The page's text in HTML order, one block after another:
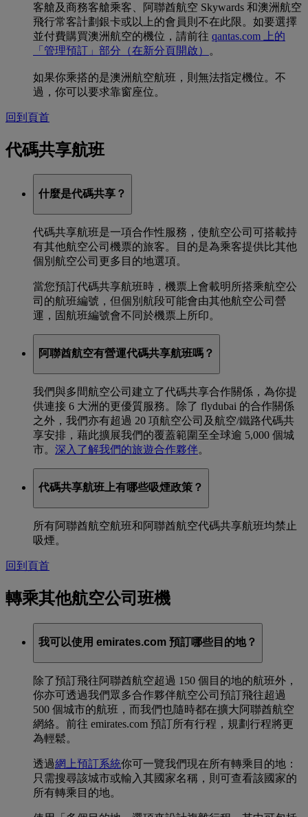
客艙及商務客艙乘客、阿聯酋航空 Skywards 和澳洲航空
飛行常客計劃銀卡或以上的會員則不在此限。如要選擇
並付費購買澳洲航空的機位，請前往 qantas.com 上的
「管理預訂」部分 （在新分頁開啟） 。
如果你乘搭的是澳洲航空航班，則無法指定機位。不
過，你可以要求靠窗座位。
回到頁首
代碼共享航班
什麼是代碼共享？
代碼共享航班是一項合作性服務，使航空公司可搭載持
有其他航空公司機票的旅客。目的是為乘客提供比其他
個別航空公司更多目的地選項。
當您預訂代碼共享航班時，機票上會載明所搭乘航空公
司的航班編號，但個別航段可能會由其他航空公司營
運，固航班編號會不同於機票上所印。
阿聯酋航空有營運代碼共享航班嗎？
我們與多間航空公司建立了代碼共享合作關係，為你提
供連接 6 大洲的更優質服務。除了 flydubai 的合作關係
之外，我們亦有超過 20 項航空公司及航空/鐵路代碼共
享安排，藉此擴展我們的覆蓋範圍至全球逾 5,000 個城
市。 深入了解我們的旅遊合作夥伴。
代碼共享航班上有哪些吸煙政策？
所有阿聯酋航空航班和阿聯酋航空代碼共享航班均禁止
吸煙。
回到頁首
轉乘其他航空公司班機
我可以使用 emirates.com 預訂哪些目的地？
除了預訂飛往阿聯酋航空超過 150 個目的地的航班外，
你亦可透過我們眾多合作夥伴航空公司預訂飛往超過
500 個城市的航班，而我們也隨時都在擴大阿聯酋航空
網絡。前往 emirates.com 預訂所有行程，規劃行程將更
為輕鬆。
透過網上預訂系統你可一覽我們現在所有轉乘目的地：
只需搜尋該城市或輸入其國家名稱，則可查看該國家的
所有轉乘目的地。